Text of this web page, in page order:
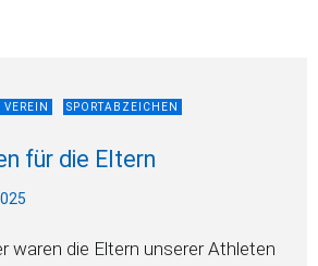
VEREIN SPORTABZEICHEN
für die Eltern
waren die Eltern unserer Athleten